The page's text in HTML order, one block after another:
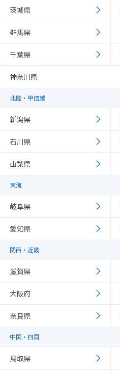
茨城県
群馬県
千葉県
神奈川県
北陸・甲信越
新潟県
石川県
山梨県
東海
岐阜県
愛知県
関西・近畿
滋賀県
大阪府
奈良県
中国・四国
鳥取県